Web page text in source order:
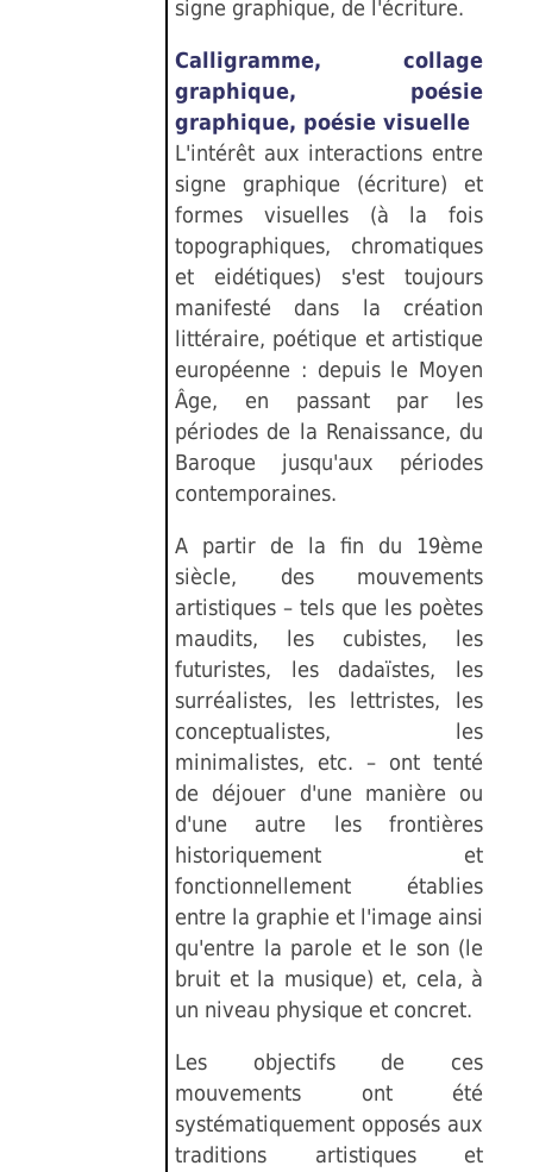
signe graphique, de l'écriture.
Calligramme, collage
graphique, poésie
graphique, poésie visuelle
L'intérêt aux interactions entre
signe graphique (écriture) et
formes visuelles (à la fois
topographiques, chromatiques
et eidétiques) s'est toujours
manifesté dans la création
littéraire, poétique et artistique
européenne : depuis le Moyen
Âge, en passant par les
périodes de la Renaissance, du
Baroque jusqu'aux périodes
contemporaines.
A partir de la fin du 19ème
siècle, des mouvements
artistiques – tels que les poètes
maudits, les cubistes, les
futuristes, les dadaïstes, les
surréalistes, les lettristes, les
conceptualistes, les
minimalistes, etc. – ont tenté
de déjouer d'une manière ou
d'une autre les frontières
historiquement et
fonctionnellement établies
entre la graphie et l'image ainsi
qu'entre la parole et le son (le
bruit et la musique) et, cela, à
un niveau physique et concret.
Les objectifs de ces
mouvements ont été
systématiquement opposés aux
traditions artistiques et